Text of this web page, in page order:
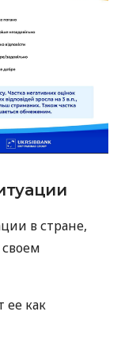
в стране,
ее как